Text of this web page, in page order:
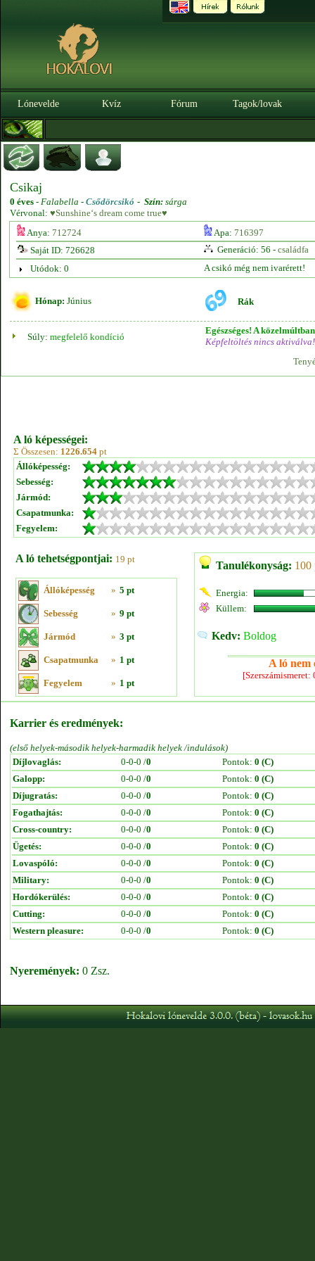
Lónevelde Kvíz Fórum Tagok/lovak
Csikaj
0 éves - Falabella - Csődörcsikó - Szín: sárga
Vérvonal: ♥Sunshine‘s dream come true♥
Anya: 712724 Apa: 716397
Saját ID: 726628
Generáció: 56 - családfa
Utódok: 0
A csikó még nem ivarérett!
Hónap: Június Rák
Súly: megfelelő kondíció
Egészséges! A
Képfeltöltés nincs aktiválva!
A ló képességei:
Σ Összesen: 1226.654 pt
Állóképesség:
Sebesség:
Jármód:
Csapatmunka:
Fegyelem:
A ló tehetségpontjai: 19 pt
Állóképesség » 5 pt
Sebesség » 9 pt
Jármód » 3 pt
Csapatmunka » 1 pt
Fegyelem » 1 pt
Tanulékonyság: 100
Energia:
Küllem:
Kedv: Boldog
A ló nem
Karrier és eredmények:
(első helyek-második helyek-harmadik helyek /indulások)
Díjlovaglás:
0-0-0 /0 Pontok: 0 (C)
Galopp:
0-0-0 /0 Pontok: 0 (C)
Díjugratás:
0-0-0 /0 Pontok: 0 (C)
Fogathajtás:
0-0-0 /0 Pontok: 0 (C)
Cross-country:
0-0-0 /0 Pontok: 0 (C)
Ügetés:
0-0-0 /0 Pontok: 0 (C)
Lovaspóló:
0-0-0 /0 Pontok: 0 (C)
Military:
0-0-0 /0 Pontok: 0 (C)
Hordókerülés:
0-0-0 /0 Pontok: 0 (C)
Cutting:
0-0-0 /0 Pontok: 0 (C)
Western pleasure:
0-0-0 /0 Pontok: 0 (C)
Nyeremények: 0 Zsz.